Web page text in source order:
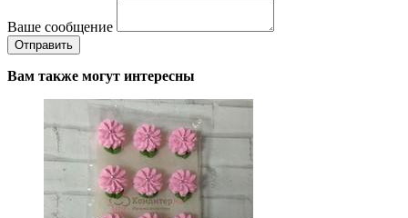
Ваше сообщение
Вам также могут интересны